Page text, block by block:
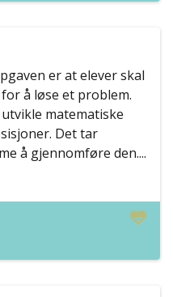
er at elever skal
å løse et problem.
matematiske
Det tar
å gjennomføre den....